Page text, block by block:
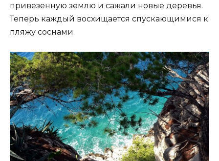
привезенную землю и сажали новые деревья.
Теперь каждый восхищается спускающимися к
пляжу соснами.